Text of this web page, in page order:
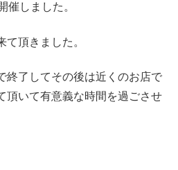
催しました。
頂きました。
終了してその後は近くのお店で
頂いて有意義な時間を過ごさせ